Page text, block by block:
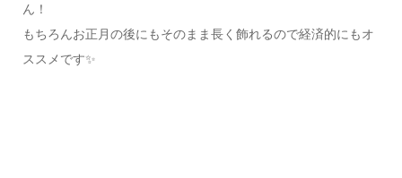
ん！
もちろんお正月の後にもそのまま長く飾れるので経済的にもオ
ススメです✨